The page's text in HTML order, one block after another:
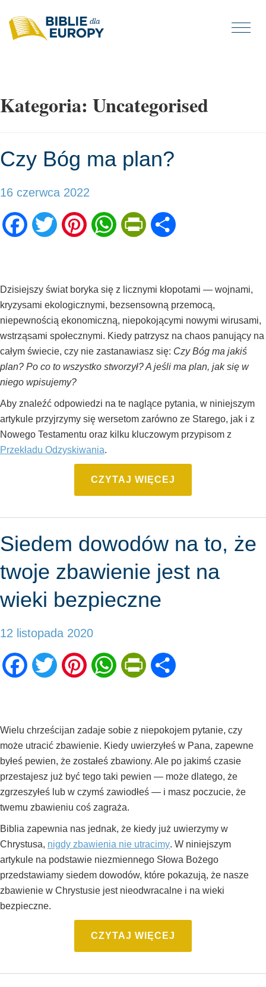
Kategoria: Uncategorised
Czy Bóg ma plan?
16 czerwca 2022
FacebookTwitter PinterestWhatsAppPrintFriendly
Dzisiejszy świat boryka się z licznymi kłopotami — wojnami,
kryzysami ekologicznymi, bezsensowną przemocą,
niepewnością ekonomiczną, niepokojącymi nowymi wirusami,
wstrząsami społecznymi. Kiedy patrzysz na chaos panujący na
całym świecie, czy nie zastanawiasz się: Czy Bóg ma jakiś
plan? Po co to wszystko stworzył? A jeśli ma plan, jak się w
niego wpisujemy?
Aby znaleźć odpowiedzi na te naglące pytania, w niniejszym
artykule przyjrzymy się wersetom zarówno ze Starego, jak i z
Nowego Testamentu oraz kilku kluczowym przypisom z
Przekładu Odzyskiwania.
CZYTAJ WIĘCEJ
Siedem dowodów na to, że
twoje zbawienie jest na
wieki bezpieczne
12 listopada 2020
FacebookTwitter PinterestWhatsAppPrintFriendly
Wielu chrześcijan zadaje sobie z niepokojem pytanie, czy
może utracić zbawienie. Kiedy uwierzyłeś w Pana, zapewne
byłeś pewien, że zostałeś zbawiony. Ale po jakimś czasie
przestajesz już być tego taki pewien — może dlatego, że
zgrzeszyłeś lub w czymś zawiodłeś — i masz poczucie, że
twemu zbawieniu coś zagraża.
Biblia zapewnia nas jednak, że kiedy już uwierzymy w
Chrystusa, nigdy zbawienia nie utracimy. W niniejszym
artykule na podstawie niezmiennego Słowa Bożego
przedstawiamy siedem dowodów, które pokazują, że nasze
zbawienie w Chrystusie jest nieodwracalne i na wieki
bezpieczne.
CZYTAJ WIĘCEJ